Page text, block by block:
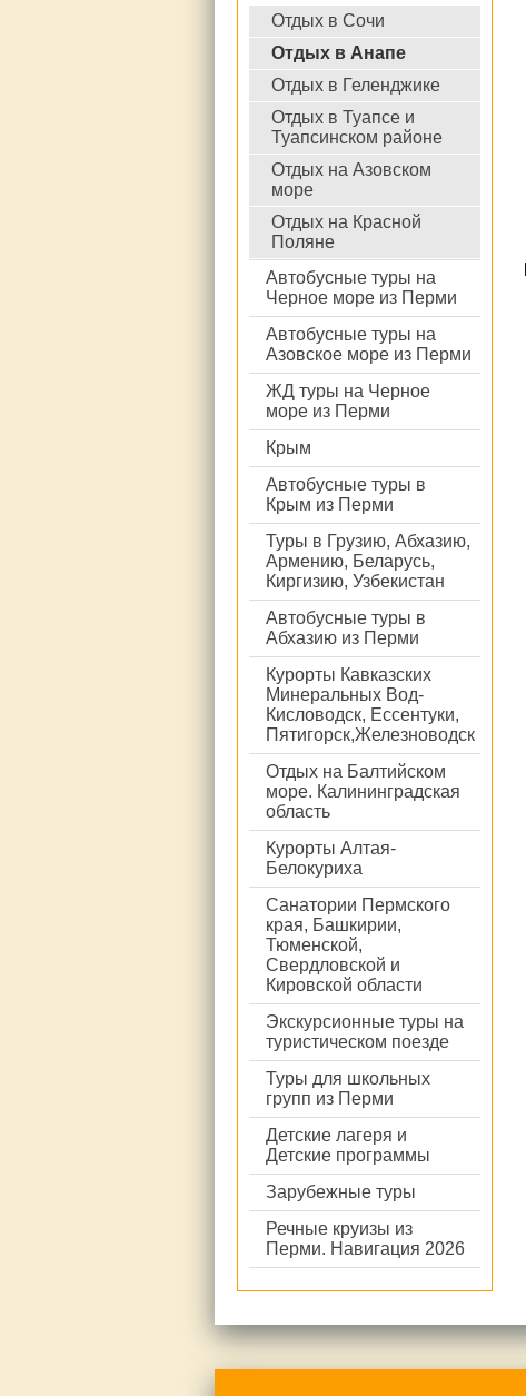
Отдых в Сочи
Отдых в Анапе
Отдых в Геленджике
Отдых в Туапсе и
Туапсинском районе
Отдых на Азовском
море
Отдых на Красной
Поляне
Автобусные туры на
Черное море из Перми
Автобусные туры на
Азовское море из Перми
ЖД туры на Черное
море из Перми
Крым
Автобусные туры в
Крым из Перми
Туры в Грузию, Абхазию,
Армению, Беларусь,
Киргизию, Узбекистан
Автобусные туры в
Абхазию из Перми
Курорты Кавказских
Минеральных Вод-
Кисловодск, Ессентуки,
Пятигорск,Железноводск
Отдых на Балтийском
море. Калининградская
область
Курорты Алтая-
Белокуриха
Санатории Пермского
края, Башкирии,
Тюменской,
Свердловской и
Кировской области
Экскурсионные туры на
туристическом поезде
Туры для школьных
групп из Перми
Детские лагеря и
Детские программы
Зарубежные туры
Речные круизы из
Перми. Навигация 2026